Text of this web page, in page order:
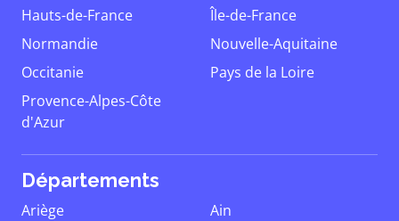
Hauts-de-France
Île-de-France
Normandie
Nouvelle-Aquitaine
Occitanie
Pays de la Loire
Provence-Alpes-Côte
d'Azur
Départements
Ariège
Ain